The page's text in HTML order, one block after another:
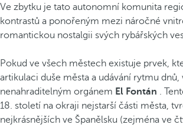
Ve zbytku je tato autonomní komunita
kontrastů a ponořeným mezi náročné
romantickou nostalgii svých rybářských
Pokud ve všech městech existuje prvek,
artikulaci duše města a udávání rytmu
nenahraditelným orgánem El Fontán .
18. století na okraji nejstarší části města,
nejkrásnějších ve Španělsku (zejména ve